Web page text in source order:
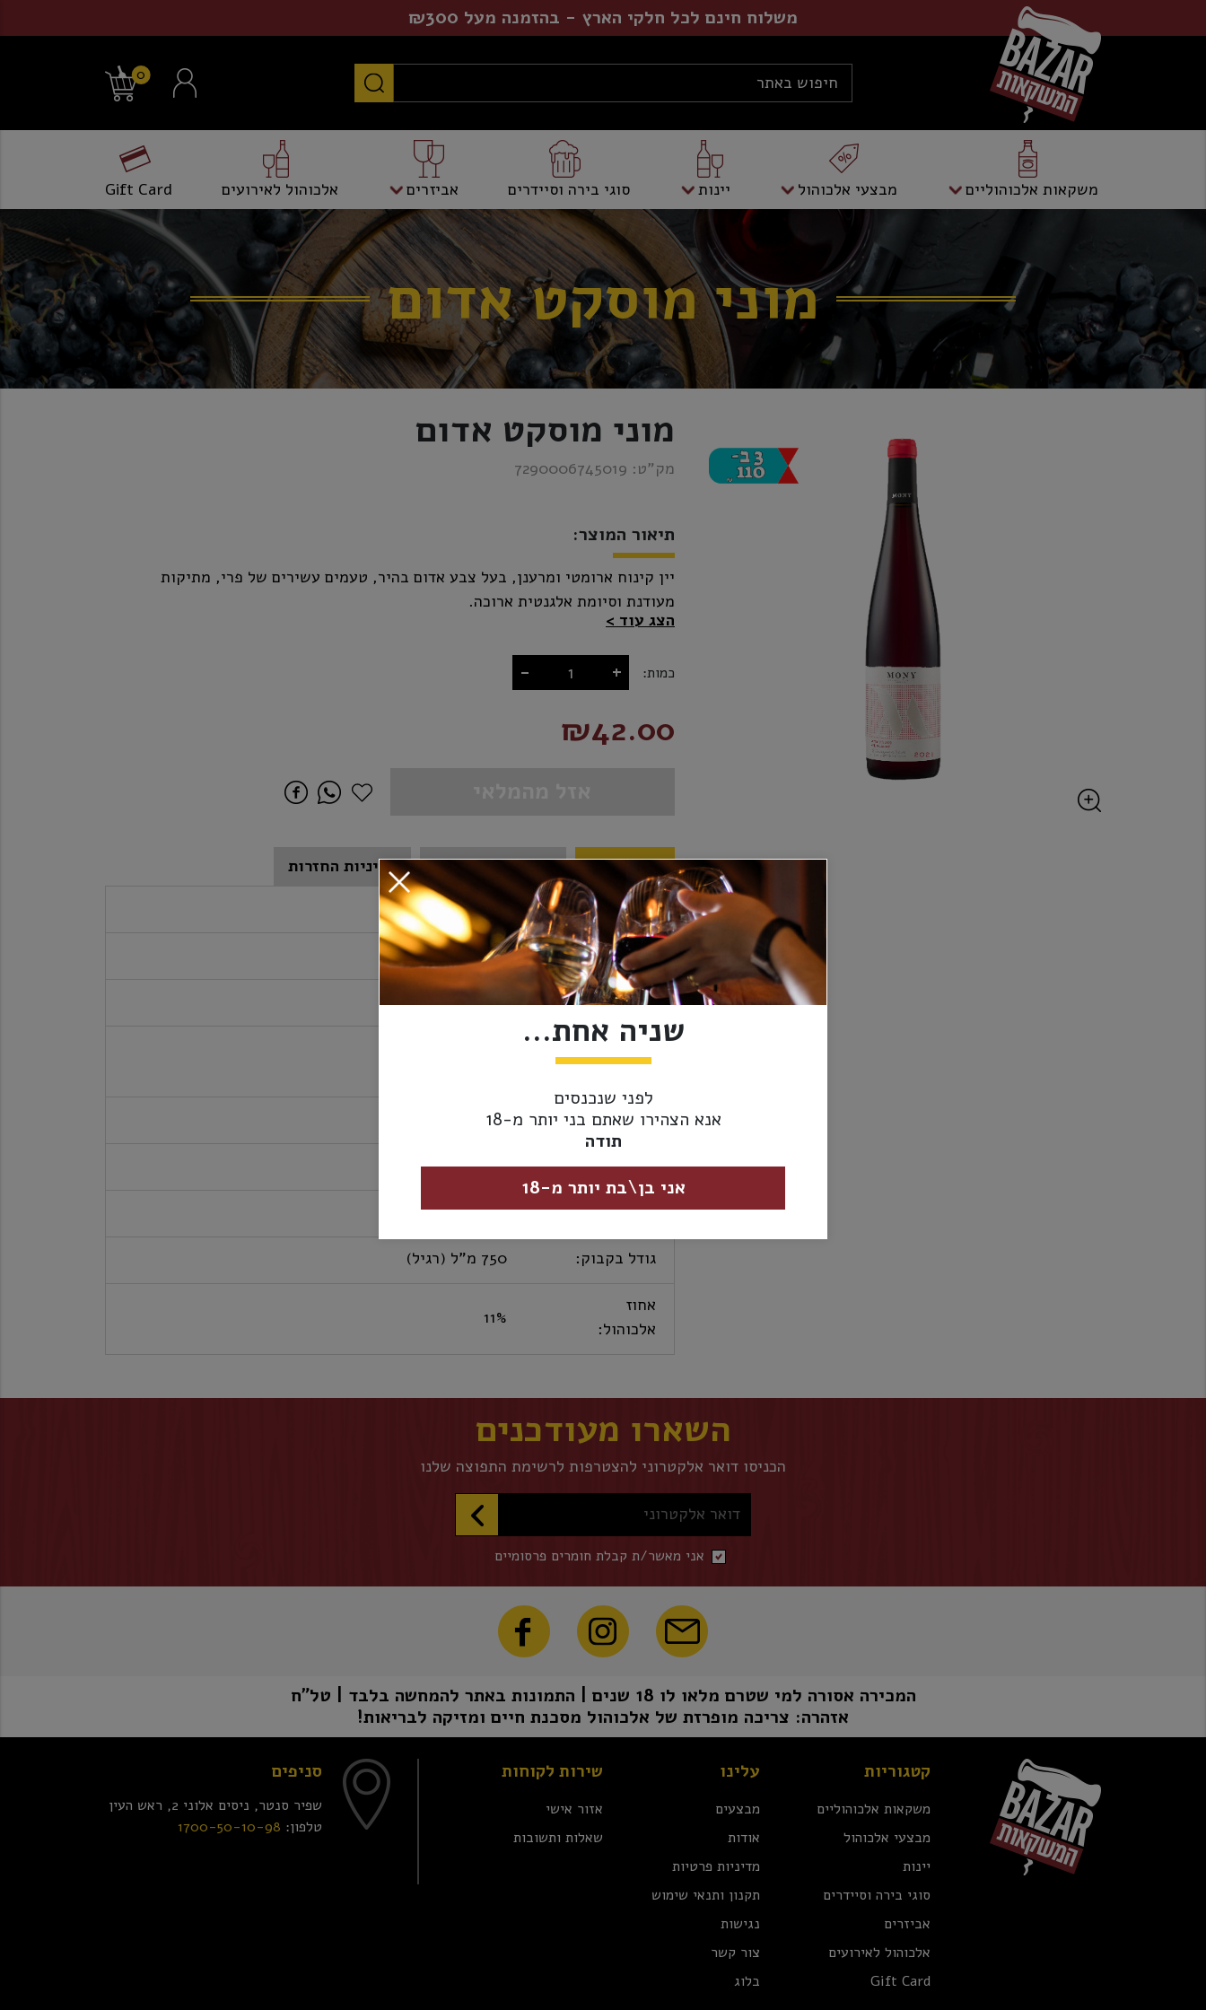
משלוח חינם לכל חלקי הארץ - בהזמנה מעל ₪300
0
משקאות אלכוהוליים מבצעי אלכוהול יינות סוגי בירה וסיידרים אביזרים אלכוהול לאירועים Gift Card
מוני מוסקט אדום
מוני מוסקט אדום
מק”ט: 7290006745019
תיאור המוצר:
יין קינוח ארומטי ומרענן, בעל צבע אדום בהיר, טעמים עשירים של פרי, מתיקות
מעודנת וסיומת אלגנטית ארוכה.
הצג עוד
כמות: - +
₪42.00
מידע נוסף אספקה ומשלוחים
מדיניות החזרות
מבצעי יין:
3 ב- 100₪
ארץ יצור: ישראל
יקב: מוני
סוג יין -
צבע:
מידת יובש: מתוק
זני ענבים: מוסקט
כשרות: כשר
גודל בקבוק: 750 מ"ל (רגיל)
אחוז
אלכוהול:
11%
השארו מעודכנים
הכניסו דואר אלקטרוני להצטרפות לרשימת התפוצה שלנו
דואר אלקטרוני
אני מאשר/ת קבלת חומרים פרסומיים
המכירה אסורה למי שטרם מלאו לו 18 שנים | התמונות באתר להמחשה בלבד | טל"ח
אזהרה: צריכה מופרזת של אלכוהול מסכנת חיים ומזיקה לבריאות!
קטגוריות
משקאות אלכוהוליים
מבצעי אלכוהול
יינות
סוגי בירה וסיידרים
אביזרים
אלכוהול לאירועים
Gift Card
עלינו
מבצעים
אודות
מדיניות פרטיות
תקנון ותנאי שימוש
נגישות
צור קשר
בלוג
שירות לקוחות
אזור אישי
שאלות ותשובות
סניפים
שפיר סנטר, ניסים אלוני 2, ראש העין
טלפון: 1700-50-10-98
שניה אחת...
לפני שנכנסים
אנא הצהירו שאתם בני יותר מ-18
תודה
אני בן\בת יותר מ-18